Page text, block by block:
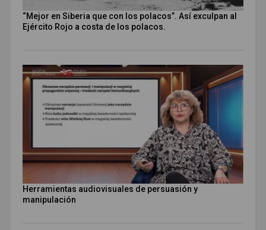
“Mejor en Siberia que con los polacos”. Así exculpan al
Ejército Rojo a costa de los polacos.
Herramientas audiovisuales de persuasión y
manipulación